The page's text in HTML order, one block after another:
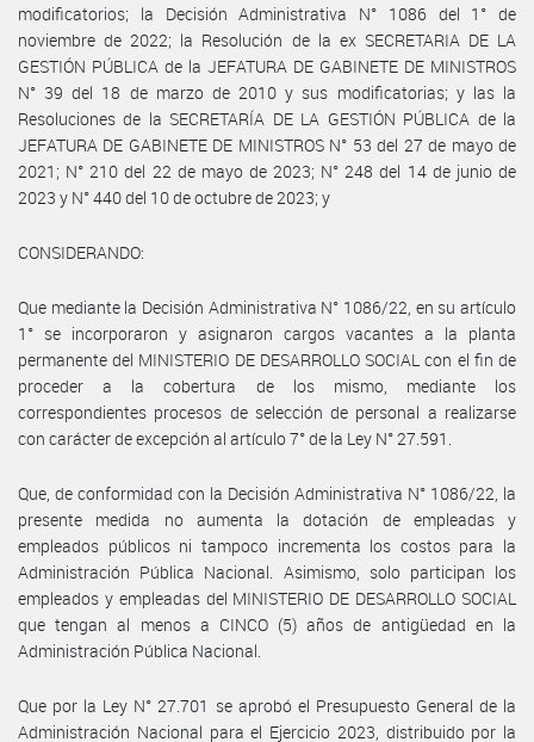
modificatorios; la Decisión Administrativa N° 1086 del 1° de
noviembre de 2022; la Resolución de la ex SECRETARIA DE LA
GESTIÓN PÚBLICA de la JEFATURA DE GABINETE DE MINISTROS
N° 39 del 18 de marzo de 2010 y sus modificatorias; y las la
Resoluciones de la SECRETARÍA DE LA GESTIÓN PÚBLICA de la
JEFATURA DE GABINETE DE MINISTROS N° 53 del 27 de mayo de
2021; N° 210 del 22 de mayo de 2023; N° 248 del 14 de junio de
2023 y N° 440 del 10 de octubre de 2023; y
CONSIDERANDO:
Que mediante la Decisión Administrativa N° 1086/22, en su artículo
1° se incorporaron y asignaron cargos vacantes a la planta
permanente del MINISTERIO DE DESARROLLO SOCIAL con el fin de
proceder a la cobertura de los mismo, mediante los
correspondientes procesos de selección de personal a realizarse
con carácter de excepción al artículo 7° de la Ley N° 27.591.
Que, de conformidad con la Decisión Administrativa N° 1086/22, la
presente medida no aumenta la dotación de empleadas y
empleados públicos ni tampoco incrementa los costos para la
Administración Pública Nacional. Asimismo, solo participan los
empleados y empleadas del MINISTERIO DE DESARROLLO SOCIAL
que tengan al menos a CINCO (5) años de antigüedad en la
Administración Pública Nacional.
Que por la Ley N° 27.701 se aprobó el Presupuesto General de la
Administración Nacional para el Ejercicio 2023, distribuido por la